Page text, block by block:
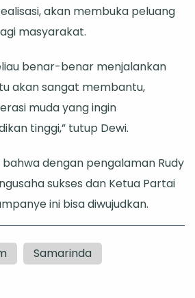
akan membuka peluang
masyarakat.
benar-benar menjalankan
akan sangat membantu,
muda yang ingin
tinggi,” tutup Dewi.
dengan pengalaman Rudy
sukses dan Ketua Partai
ini bisa diwujudkan.
Samarinda